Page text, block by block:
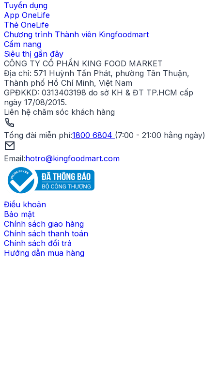
Tuyển dụng
App OneLife
Thẻ OneLife
Chương trình Thành viên Kingfoodmart
Cẩm nang
Siêu thị gần đây
CÔNG TY CỔ PHẦN KING FOOD MARKET
Địa chỉ: 571 Huỳnh Tấn Phát, phường Tân Thuận,
Thành phố Hồ Chí Minh, Việt Nam
GPĐKKD: 0313403198 do sở KH & ĐT TP.HCM cấp
ngày 17/08/2015.
Liên hệ chăm sóc khách hàng
Tổng đài miễn phí:1800 6804 (7:00 - 21:00 hằng ngày)
Email:hotro@kingfoodmart.com
Điều khoản
Bảo mật
Chính sách giao hàng
Chính sách thanh toán
Chính sách đổi trả
Hướng dẫn mua hàng